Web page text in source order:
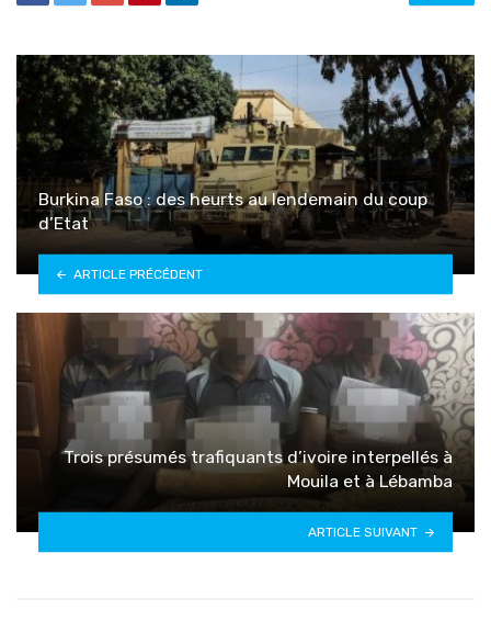
Burkina Faso : des heurts au lendemain du coup
d’Etat
ARTICLE PRÉCÉDENT
Trois présumés trafiquants d’ivoire interpellés à
Mouila et à Lébamba
ARTICLE SUIVANT